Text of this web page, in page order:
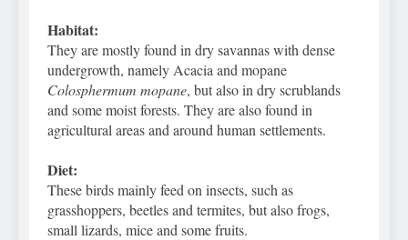
Habitat:
They are mostly found in dry savannas with dense
undergrowth, namely Acacia and mopane
Colosphermum mopane, but also in dry scrublands
and some moist forests. They are also found in
agricultural areas and around human settlements.
Diet:
These birds mainly feed on insects, such as
grasshoppers, beetles and termites, but also frogs,
small lizards, mice and some fruits.